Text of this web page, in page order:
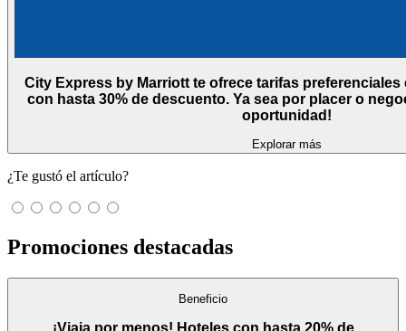
City Express by Marriott te ofrece tarifas
con hasta 30% de descuento. Ya sea por placer o
oportunidad!
Explorar más
¿Te gustó el artículo?
Promociones destacadas
Beneficio
¡Viaja por menos! Hoteles con hasta 20% de